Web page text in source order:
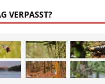
VERPASST?